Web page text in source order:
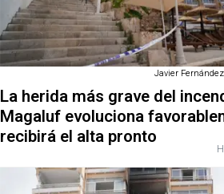
Javier
La herida más grave del
Magaluf evoluciona
recibirá el alta pronto